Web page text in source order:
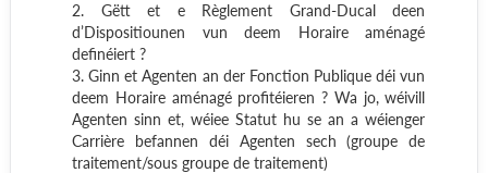
2. Gëtt et e Règlement Grand-Ducal deen
d’Dispositiounen vun deem Horaire aménagé
definéiert ?
3. Ginn et Agenten an der Fonction Publique déi vun
deem Horaire aménagé profitéieren ? Wa jo, wéivill
Agenten sinn et, wéiee Statut hu se an a wéienger
Carrière befannen déi Agenten sech (groupe de
traitement/sous groupe de traitement)